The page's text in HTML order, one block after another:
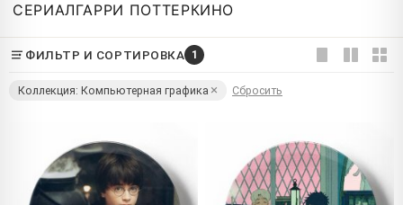
СЕРИАЛГАРРИ ПОТТЕРКИНО
ФИЛЬТР И СОРТИРОВКА 1
Коллекция: Компьютерная графика Сбросить